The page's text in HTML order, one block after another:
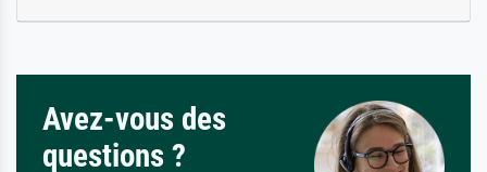
Avez-vous des
questions ?